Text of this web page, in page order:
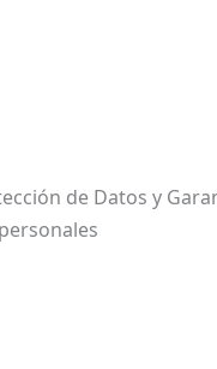
de Datos y